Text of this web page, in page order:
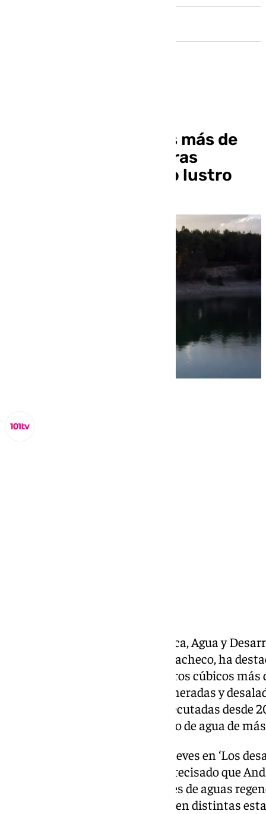
hectómetros cúbicos más de
agua gracias a las obras
hidráulicas del último lustro
El consejero de Agricultura, Pesca, Agua y
Andalucía, Ramón Fernández-Pacheco, ha
actualmente con 221 hectómetros cúbicos
que antes, incluidas aguas regeneradas y
infraestructuras hidráulicas ejecutadas desde
concretado, equivale al consumo de agua de
Durante su intervención este jueves en ‘Los
Press’, Fernández-Pacheco ha precisado que
hectómetros cúbicos adicionales de aguas
sistemas terciarios habilitados en distintas